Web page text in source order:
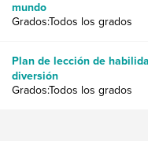
mundo
Grados:Todos los grados
Plan de lección de
diversión
Grados:Todos los grados